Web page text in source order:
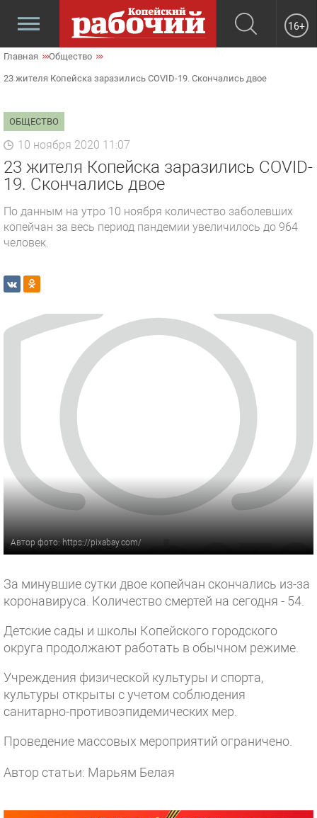
16+
Главная Общество
23 жителя Копейска заразились COVID-19. Скончались двое
ОБЩЕСТВО
10 ноября 2020 11:07
23 жителя Копейска заразились COVID-
19. Скончались двое
По данным на утро 10 ноября количество заболевших
копейчан за весь период пандемии увеличилось до 964
человек.
Автор фото: https://pixabay.com/
За минувшие сутки двое копейчан скончались из-за
коронавируса. Количество смертей на сегодня - 54.
Детские сады и школы Копейского городского
округа продолжают работать в обычном режиме.
Учреждения физической культуры и спорта,
культуры открыты с учетом соблюдения
санитарно-противоэпидемических мер.
Проведение массовых мероприятий ограничено.
Автор статьи: Марьям Белая